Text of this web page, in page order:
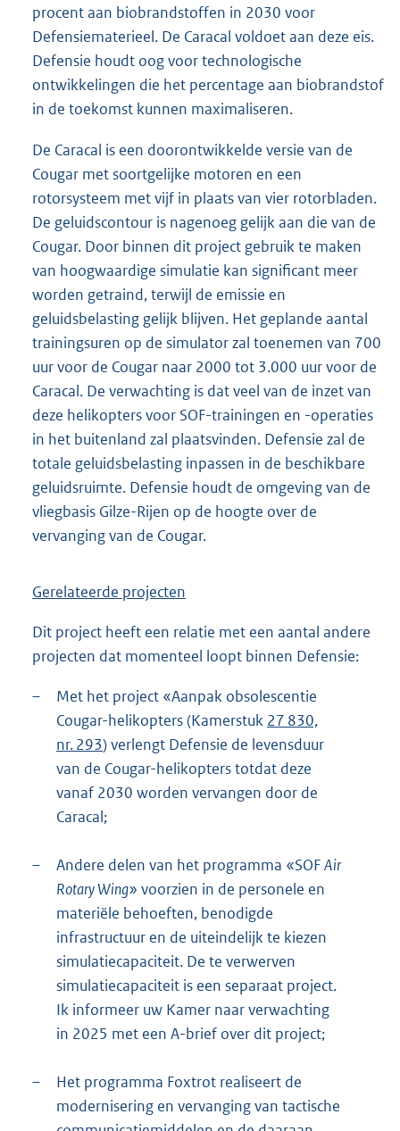
procent aan biobrandstoffen in 2030 voor
Defensiematerieel. De Caracal voldoet aan deze eis.
Defensie houdt oog voor technologische
ontwikkelingen die het percentage aan biobrandstof
in de toekomst kunnen maximaliseren.
De Caracal is een doorontwikkelde versie van de
Cougar met soortgelijke motoren en een
rotorsysteem met vijf in plaats van vier rotorbladen.
De geluidscontour is nagenoeg gelijk aan die van de
Cougar. Door binnen dit project gebruik te maken
van hoogwaardige simulatie kan significant meer
worden getraind, terwijl de emissie en
geluidsbelasting gelijk blijven. Het geplande aantal
trainingsuren op de simulator zal toenemen van 700
uur voor de Cougar naar 2000 tot 3.000 uur voor de
Caracal. De verwachting is dat veel van de inzet van
deze helikopters voor SOF-trainingen en -operaties
in het buitenland zal plaatsvinden. Defensie zal de
totale geluidsbelasting inpassen in de beschikbare
geluidsruimte. Defensie houdt de omgeving van de
vliegbasis Gilze-Rijen op de hoogte over de
vervanging van de Cougar.
Gerelateerde projecten
Dit project heeft een relatie met een aantal andere
projecten dat momenteel loopt binnen Defensie:
–
Met het project «Aanpak obsolescentie
Cougar-helikopters (Kamerstuk 27 830,
nr. 293) verlengt Defensie de levensduur
van de Cougar-helikopters totdat deze
vanaf 2030 worden vervangen door de
Caracal;
– Andere delen van het programma «SOFAir
Rotary Wing» voorzien in de personele en
materiële behoeften, benodigde
infrastructuur en de uiteindelijk te kiezen
simulatiecapaciteit. De te verwerven
simulatiecapaciteit is een separaat project.
Ik informeer uw Kamer naar verwachting
in 2025 met een A-brief over dit project;
–
Het programma Foxtrot realiseert de
modernisering en vervanging van tactische